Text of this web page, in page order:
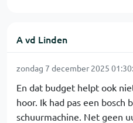
A vd Linden
zondag 7 december 2025
En dat budget helpt ook
hoor. Ik had pas een bosch
schuurmachine. Net geen